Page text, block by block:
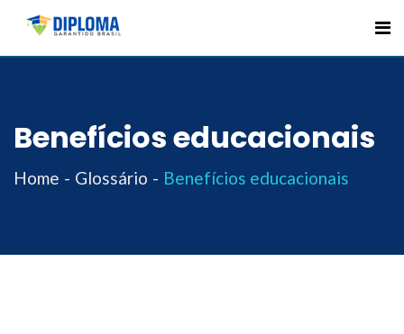
Skip
Benefícios educacionais
Home Glossário Benefícios educacionais